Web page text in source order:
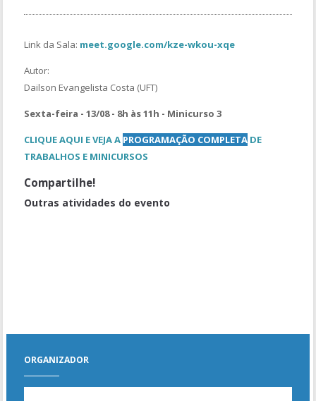
Link da Sala: meet.google.com/kze-wkou-xqe
Autor:
Dailson Evangelista Costa (UFT)
Sexta-feira - 13/08 - 8h às 11h - Minicurso 3
CLIQUE AQUI E VEJA A PROGRAMAÇÃO COMPLETA DE
TRABALHOS E MINICURSOS
Compartilhe!
Outras atividades do evento
ORGANIZADOR